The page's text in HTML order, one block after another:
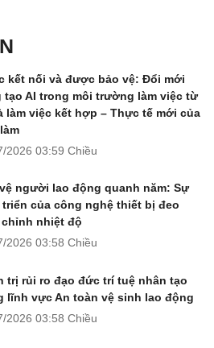
kết nối và được bảo vệ: Đổi mới
tạo AI trong môi trường làm việc từ
làm việc kết hợp – Thực tế mới của
2026 03:59 Chiều
người lao động quanh năm: Sự
triển của công nghệ thiết bị đeo
nhiệt độ
2026 03:58 Chiều
trị rủi ro đạo đức trí tuệ nhân tạo
lĩnh vực An toàn vệ sinh lao động
2026 03:58 Chiều